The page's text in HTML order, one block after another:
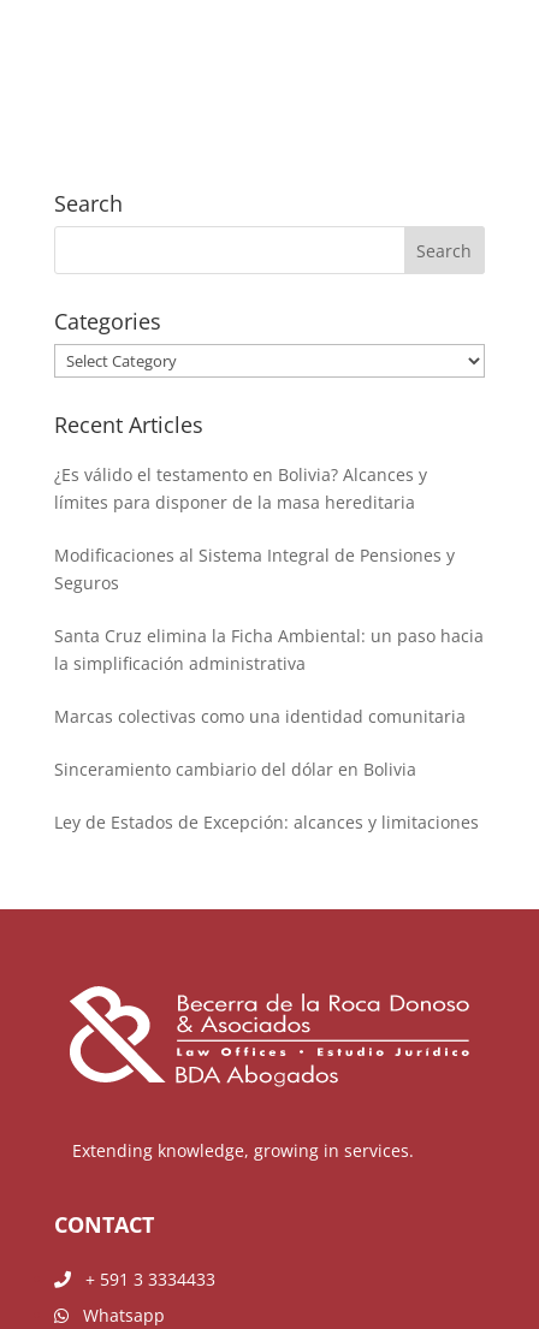
Search
Categories
Categories
Recent Articles
¿Es válido el testamento en Bolivia? Alcances y
límites para disponer de la masa hereditaria
Modificaciones al Sistema Integral de Pensiones y
Seguros
Santa Cruz elimina la Ficha Ambiental: un paso hacia
la simplificación administrativa
Marcas colectivas como una identidad comunitaria
Sinceramiento cambiario del dólar en Bolivia
Ley de Estados de Excepción: alcances y limitaciones
Extending knowledge, growing in services.
CONTACT
+ 591 3 3334433
Whatsapp